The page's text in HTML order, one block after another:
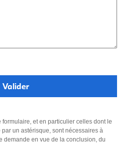
et en particulier celles dont le
un astérisque, sont nécessaires à
demande en vue de la conclusion, du